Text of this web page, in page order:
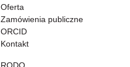
Oferta
Zamówienia publiczne
ORCID
Kontakt